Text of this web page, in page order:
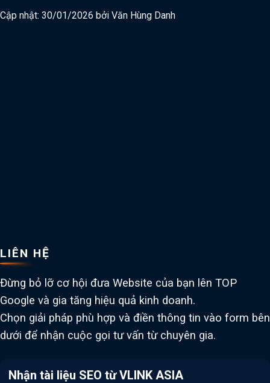
Cập nhật: 30/01/2026 bởi Văn Hùng Danh
LIÊN HỆ
Đừng bỏ lỡ cơ hội đưa Website của bạn lên TOP
Google và gia tăng hiệu quả kinh doanh.
Chọn giải pháp phù hợp và điền thông tin vào form bên
dưới để nhận cuộc gọi tư vấn từ chuyên gia.
Nhận tài liệu SEO từ VLINK ASIA